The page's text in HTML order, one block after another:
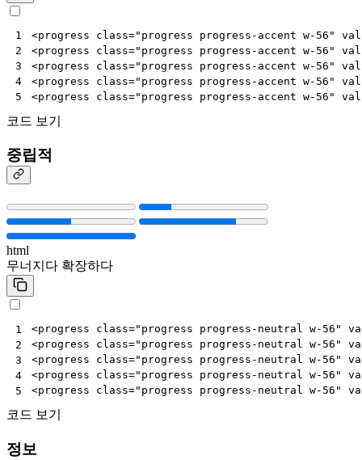
1
2
3
4
5
<progress class="progress progress-accent w-56"
<progress class="progress progress-accent w-56"
<progress class="progress progress-accent w-56"
<progress class="progress progress-accent w-56"
<progress class="progress progress-accent w-56"
코드 보기
중립적
html
무너지다 확장하다
1
2
3
4
5
<progress class="progress progress-neutral w-56"
<progress class="progress progress-neutral w-56"
<progress class="progress progress-neutral w-56"
<progress class="progress progress-neutral w-56"
<progress class="progress progress-neutral w-56"
코드 보기
정보